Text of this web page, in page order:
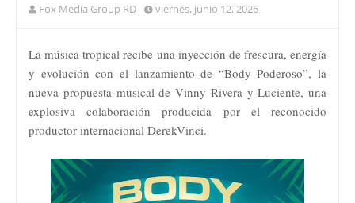
Fox Media Group RD viernes, junio 12, 2026
La música tropical recibe una inyección de frescura, energía
y evolución con el lanzamiento de “Body Poderoso”, la
nueva propuesta musical de Vinny Rivera y Luciente, una
explosiva colaboración producida por el reconocido
productor internacional DerekVinci.